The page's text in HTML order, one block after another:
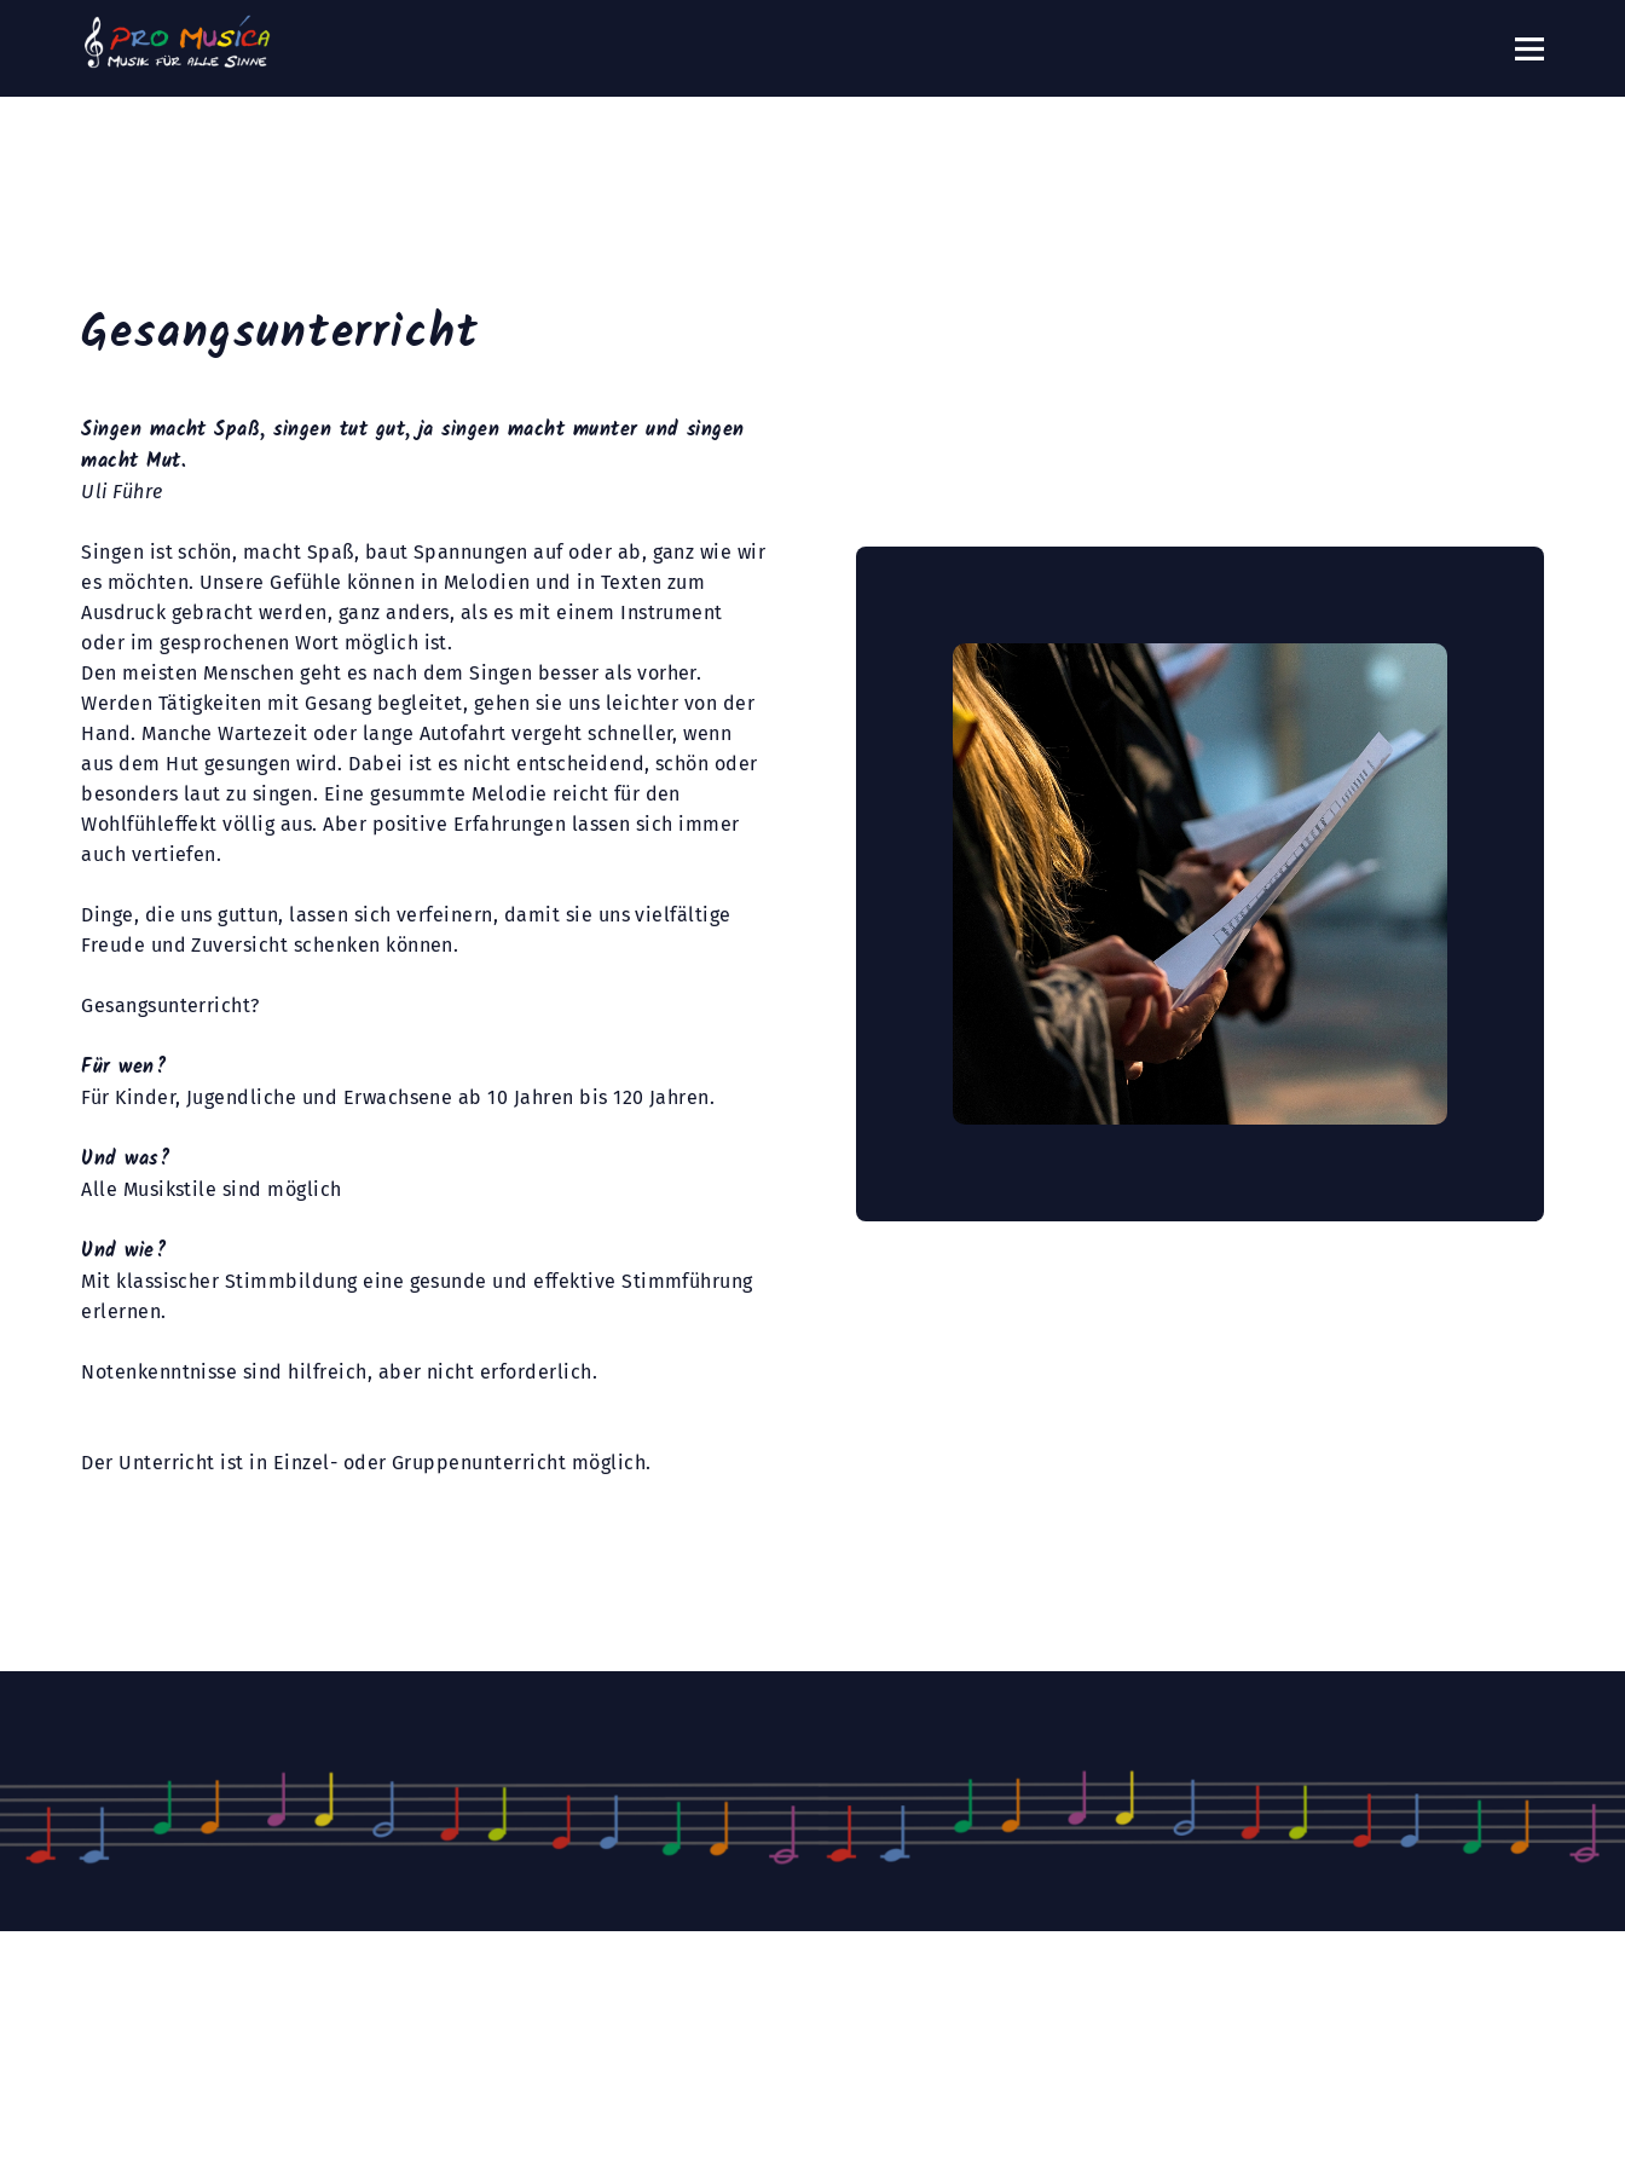
Gesangsunterricht
Singen macht Spaß, singen tut gut, ja singen macht munter und singen
macht Mut.
Uli Führe
Singen ist schön, macht Spaß, baut Spannungen auf oder ab, ganz wie wir
es möchten. Unsere Gefühle können in Melodien und in Texten zum
Ausdruck gebracht werden, ganz anders, als es mit einem Instrument
oder im gesprochenen Wort möglich ist.
Den meisten Menschen geht es nach dem Singen besser als vorher.
Werden Tätigkeiten mit Gesang begleitet, gehen sie uns leichter von der
Hand. Manche Wartezeit oder lange Autofahrt vergeht schneller, wenn
aus dem Hut gesungen wird. Dabei ist es nicht entscheidend, schön oder
besonders laut zu singen. Eine gesummte Melodie reicht für den
Wohlfühleffekt völlig aus. Aber positive Erfahrungen lassen sich immer
auch vertiefen.
Dinge, die uns guttun, lassen sich verfeinern, damit sie uns vielfältige
Freude und Zuversicht schenken können.
Gesangsunterricht?
Für wen?
Für Kinder, Jugendliche und Erwachsene ab 10 Jahren bis 120 Jahren.
Und was?
Alle Musikstile sind möglich
Und wie?
Mit klassischer Stimmbildung eine gesunde und effektive Stimmführung
erlernen.
Notenkenntnisse sind hilfreich, aber nicht erforderlich.
Der Unterricht ist in Einzel- oder Gruppenunterricht möglich.